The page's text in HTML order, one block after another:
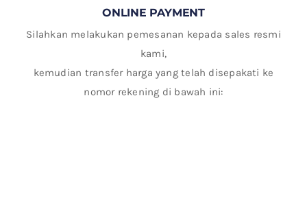
ONLINE PAYMENT
Silahkan melakukan pemesanan kepada sales resmi
kami,
kemudian transfer harga yang telah disepakati ke
nomor rekening di bawah ini: